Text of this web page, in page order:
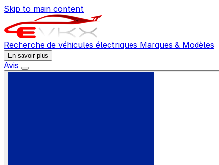
Skip to main content
Recherche de véhicules électriques Marques & Modèles
En savoir plus
Avis